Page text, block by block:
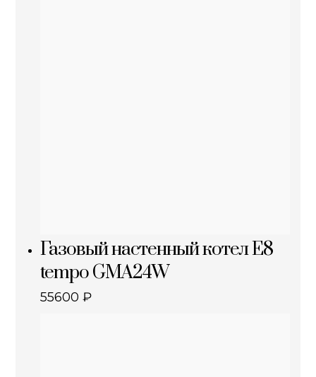
Газовый настенный котел E8
tempo GMA24W
55600₽